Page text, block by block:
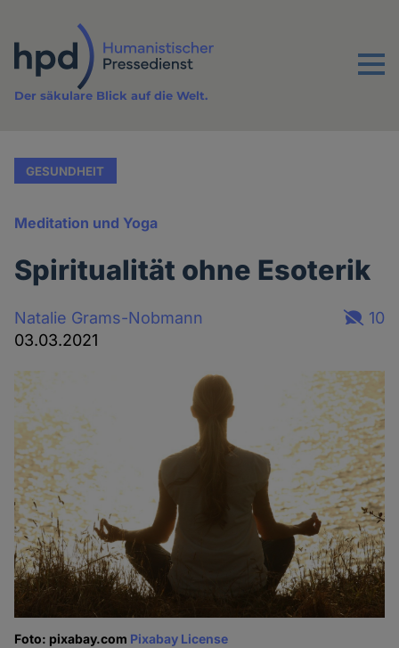
Inhalt
Menu
Der säkulare Blick auf die Welt.
GESUNDHEIT
Meditation und Yoga
Spiritualität ohne Esoterik
Natalie Grams-Nobmann
03.03.2021
10
Foto: pixabay.com Pixabay License